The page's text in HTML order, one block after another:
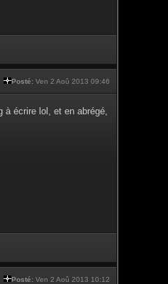
Posté: Ven 2 Aoû 2013 09:46
à écrire lol, et en abrégé,
Posté: Ven 2 Aoû 2013 10:12